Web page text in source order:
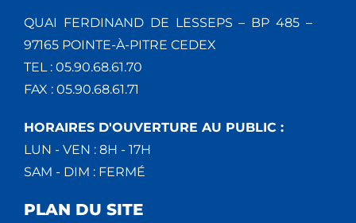
QUAI FERDINAND DE LESSEPS – BP 485 –
97165 POINTE-À-PITRE CEDEX
TEL : 05.90.68.61.70
FAX : 05.90.68.61.71
HORAIRES D'OUVERTURE AU PUBLIC :
LUN - VEN : 8H - 17H
SAM - DIM : FERMÉ
PLAN DU SITE